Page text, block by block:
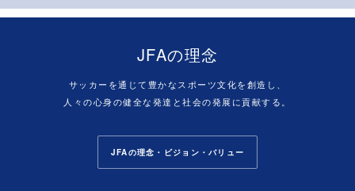
JFAの理念
サッカーを通じて豊かなスポーツ文化を創造し、
人々の心身の健全な発達と社会の発展に貢献する。
JFAの理念・ビジョン・バリュー